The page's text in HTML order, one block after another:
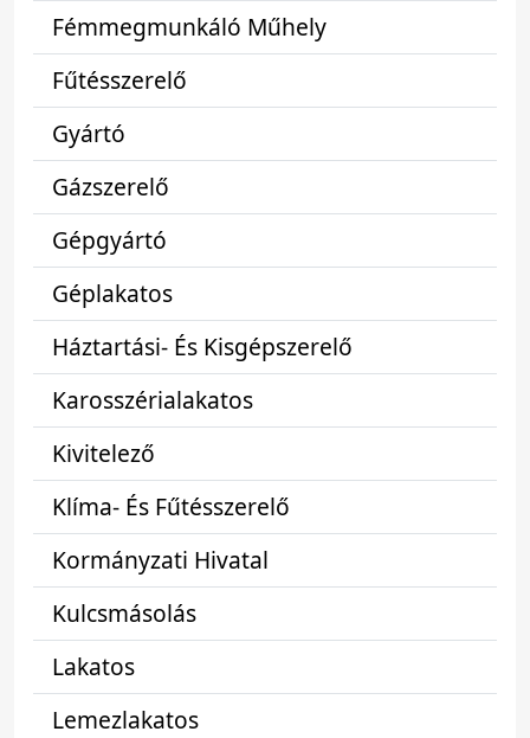
Fémmegmunkáló Műhely
Fűtésszerelő
Gyártó
Gázszerelő
Gépgyártó
Géplakatos
Háztartási- És Kisgépszerelő
Karosszérialakatos
Kivitelező
Klíma- És Fűtésszerelő
Kormányzati Hivatal
Kulcsmásolás
Lakatos
Lemezlakatos